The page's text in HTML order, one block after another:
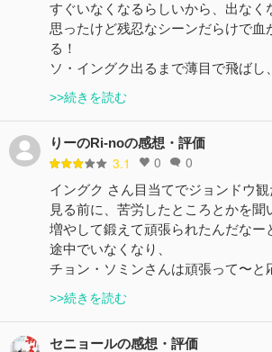
すぐいなくなるらしいから、出なく
思ったけど残忍なシーンだらけで血
る！
ソ・イングク出るまで薄目で飛ば
>>続きを読む
りーのRi-noの感想・評価
3.1 0 0
イングク さん目当てでジョンドウ観
見る前に、苦労したところとかを聞
増やして鍛えて頑張られたんだなー
途中でいなくなり、
チョン・ソミンさんは頑張って〜
>>続きを読む
セニョールの感想・評価